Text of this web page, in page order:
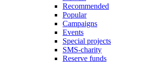
Recommended
Popular
Campaigns
Events
Special projects
SMS-charity
Reserve funds